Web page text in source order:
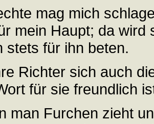
mag mich
mein Haupt; da
stets für ihn beten.
Richter sich auch
für sie freundlich
man Furchen zieht